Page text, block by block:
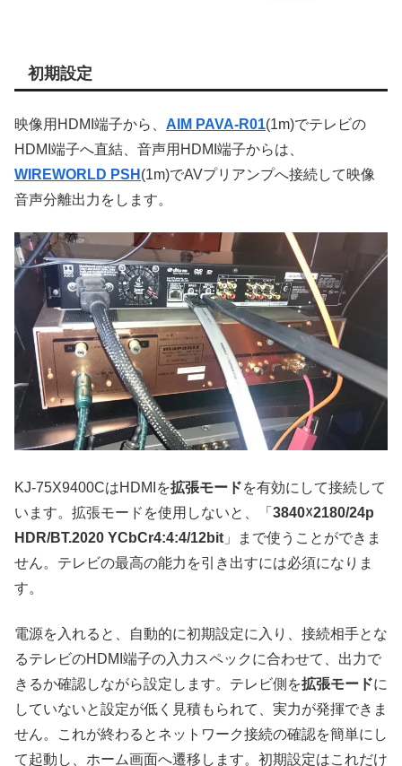
初期設定
映像用HDMI端子から、 AIM PAVA-R01(1m)でテレビの
HDMI端子へ直結、音声用HDMI端子からは、
WIREWORLD PSH (1m)でAVプリアンプへ接続して映像
音声分離出力をします。
KJ-75X9400CはHDMIを拡張モードを有効にして接続して
います。拡張モードを使用しないと、「 3840☓2180/24p
HDR/BT.2020 YCbCr4:4:4/12bit 」まで使うことができま
せん。テレビの最高の能力を引き出すには必須になりま
す。
電源を入れると、自動的に初期設定に入り、接続相手とな
るテレビのHDMI端子の入力スペックに合わせて、出力で
きるか確認しながら設定します。テレビ側を拡張モードに
していないと設定が低く見積もられて、実力が発揮できま
せん。これが終わるとネットワーク接続の確認を簡単にし
て起動し、ホーム画面へ遷移します。初期設定はこれだけ